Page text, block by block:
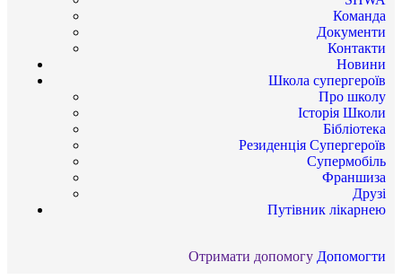
Команда
Документи
Контакти
Новини
Школа супергероїв
Про школу
Історія Школи
Бібліотека
Резиденція Супергероїв
Супермобіль
Франшиза
Друзі
Путівник лікарнею
Отримати допомогу Допомогти